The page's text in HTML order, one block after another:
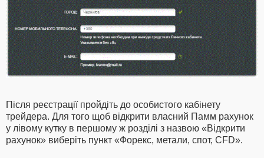
Після реєстрації пройдіть до особистого кабінету
трейдера. Для того щоб відкрити власний Памм рахунок
у лівому кутку в першому ж розділі з назвою «Відкрити
рахунок» виберіть пункт «Форекс, метали, спот, CFD».